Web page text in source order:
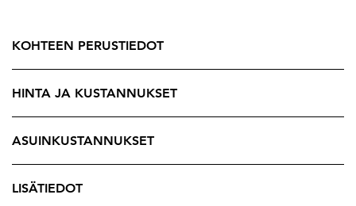
takkatulen lämpö luo tunnelmaa yhteisiin hetkiin.
Avokeittiö oleskelutilojen yhteydessä on suunniteltu
arjen sujuvuus edellä. Kestävät kivitasot, runsaat
säilytystilat ja tilava saareke luovat puitteet perheen
yhteiseen kokkailuun.
lisäävät arjen joustavuutta. Saunaosasto tarjoaa
KOHTEEN PERUSTIEDOT
HINTA JA KUSTANNUKSET
ASUINKUSTANNUKSET
LISÄTIEDOT